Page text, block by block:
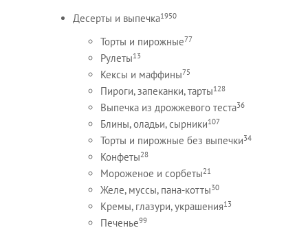
Десерты и выпечка1950
Торты и пирожные77
Рулеты13
Кексы и маффины75
Пироги, запеканки, тарты128
Выпечка из дрожжевого теста36
Блины, оладьи, сырники107
Торты и пирожные без выпечки34
Конфеты28
Мороженое и сорбеты21
Желе, муссы, пана-котты30
Кремы, глазури, украшения13
Печенье99